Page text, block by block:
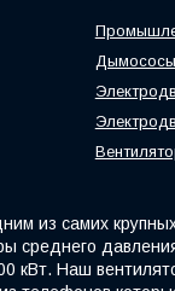
Дымососы
из самих
среднего
кВт. Наш